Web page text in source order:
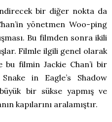
bir diğer nokta da
yönetmen Woo-ping
Bu filmden sonra ikili
Filmle ilgili genel olarak
bu filmin Jackie Chan’i bir
in Eagle’s Shadow
bir sükse yapmış ve
kapılarını aralamıştır.